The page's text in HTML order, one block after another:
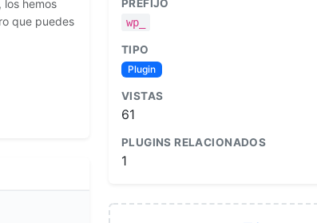
los hemos
que puedes
PREFIJO
wp_
TIPO
Plugin
VISTAS
61
PLUGINS RELACIONADOS
1